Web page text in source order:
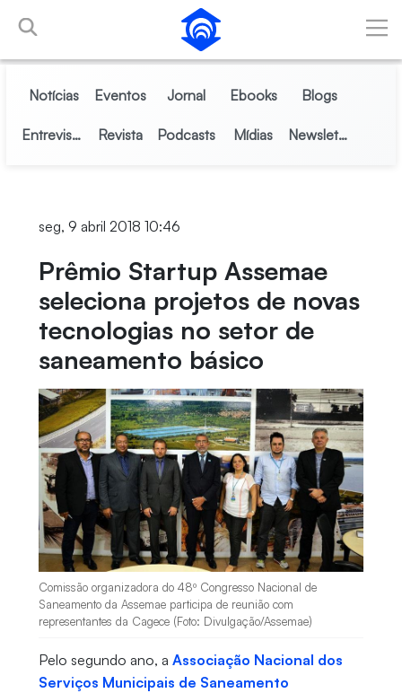
Pular para o Conteúdo principal
Notícias Eventos Jornal Ebooks Blogs
Entrevistas Revista Podcasts Mídias Newsletter
seg, 9 abril 2018 10:46
Prêmio Startup Assemae
seleciona projetos de novas
tecnologias no setor de
saneamento básico
Comissão organizadora do 48º Congresso Nacional de
Saneamento da Assemae participa de reunião com
representantes da Cagece (Foto: Divulgação/Assemae)
Pelo segundo ano, a Associação Nacional dos
Serviços Municipais de Saneamento